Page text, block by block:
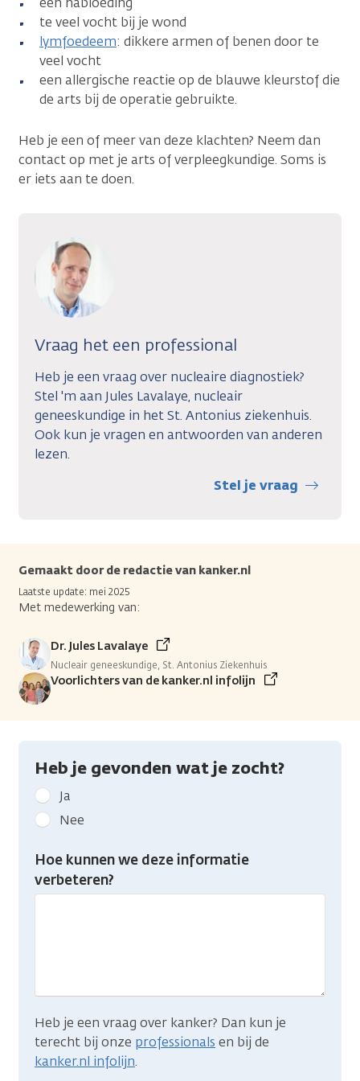
te veel vocht bij je wond
lymfoedeem: dikkere armen of benen door te
veel vocht
een allergische reactie op de blauwe kleurstof die
de arts bij de operatie gebruikte.
Heb je een of meer van deze klachten? Neem dan
contact op met je arts of verpleegkundige. Soms is
er iets aan te doen.
Vraag het een professional
Heb je een vraag over nucleaire diagnostiek?
Stel 'm aan Jules Lavalaye, nucleair
geneeskundige in het St. Antonius ziekenhuis.
Ook kun je vragen en antwoorden van anderen
lezen.
Stel je vraag
Gemaakt door de redactie van kanker.nl
Laatste update: mei 2025
Met medewerking van:
Dr. Jules Lavalaye
Nucleair geneeskundige, St. Antonius Ziekenhuis
Voorlichters van de kanker.nl infolijn
Heb je gevonden wat je zocht?
Geef
kanker.nl
feedback:
Heb
gevonden
Ja
Nee
Hoe kunnen we deze informatie
verbeteren?
Heb je een vraag over kanker? Dan kun je
terecht bij onze professionals en bij de
kanker.nl infolijn.